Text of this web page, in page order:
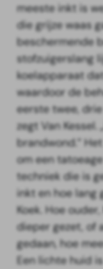
meeste inkt is
die grijze waas
beschermende
stofzuigerslang
koelapparaat
waardoor de
eerste twee,
zegt Van
brandwond.”
om een
techniek die is
inkt en hoe lang
Koek. Hoe
dieper gezet, of
gedaan, hoe
Een lichte huid